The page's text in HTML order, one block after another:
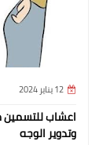
12 يناير 2024
اعشاب للتسمين
وتدوير الوجه